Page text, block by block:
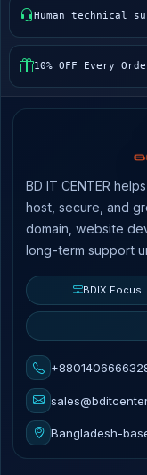
Human technical
10% OFF Every
BD IT CENTER
host, secure, and
domain, website
long-term support
BDIX Focus
Bangladesh-